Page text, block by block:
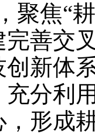
聚焦“
善交
创新体
分利
形成